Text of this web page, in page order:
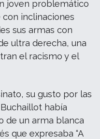
joven problemático
inclinaciones
sus armas con
ultra derecha, una
el racismo y el
su gusto por las
había
de un arma blanca
que expresaba “A